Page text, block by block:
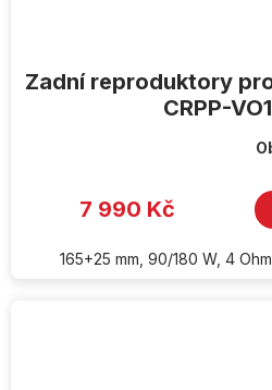
Zadní reproduktory
CRPP-
7 990 Kč
165+25 mm, 90/180 W, 4